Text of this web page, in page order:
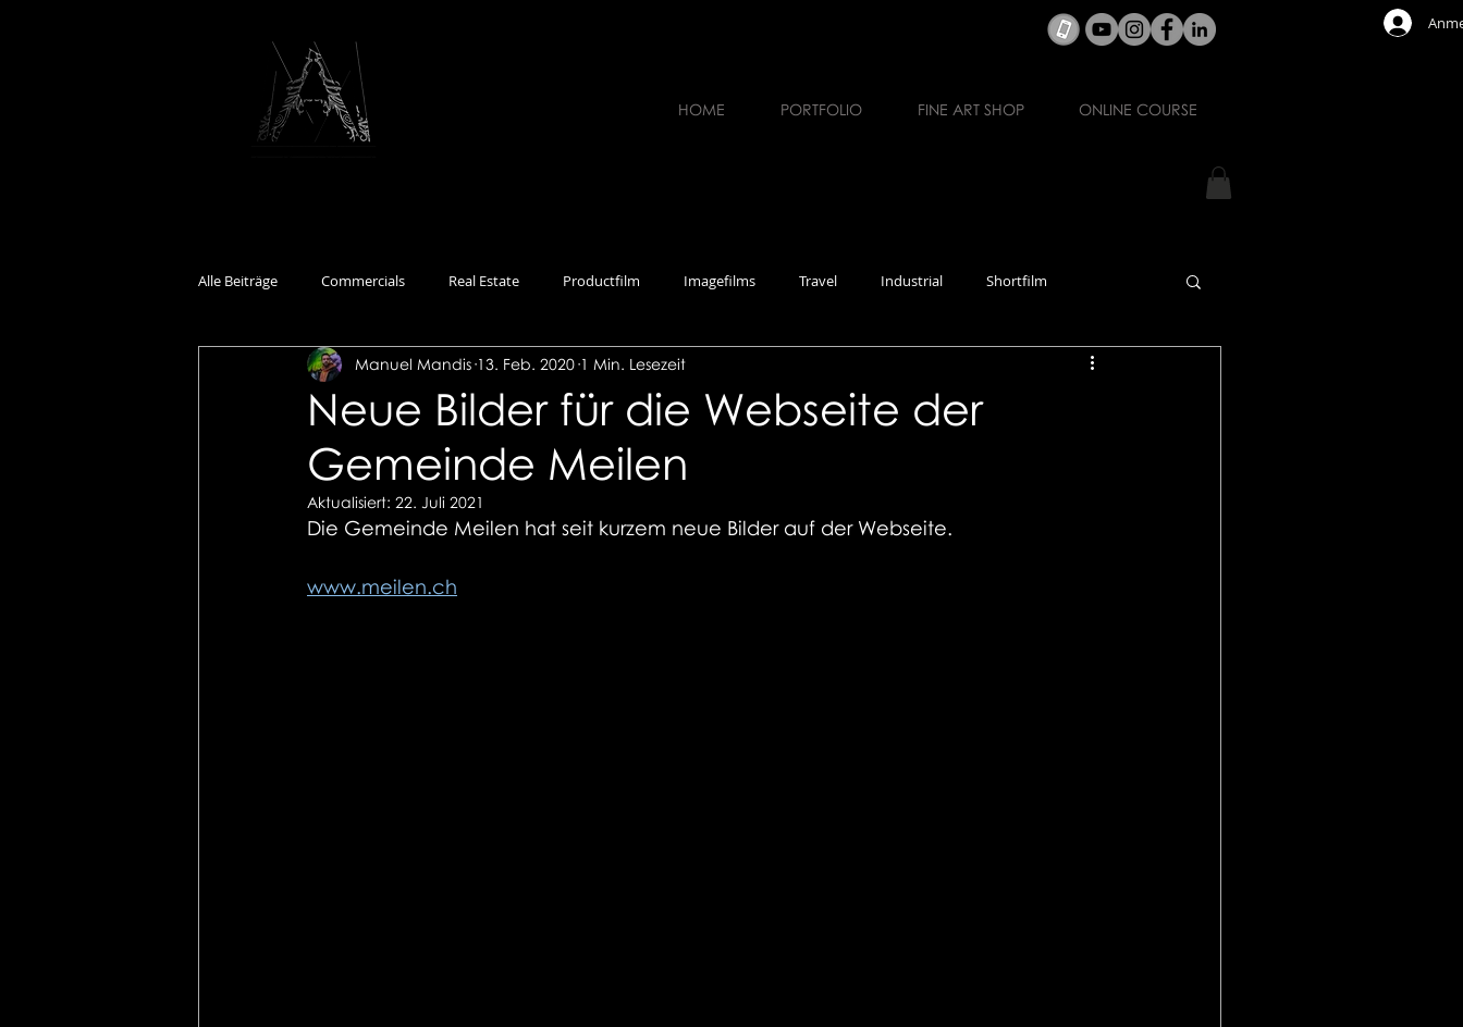
HOME PORTFOLIO FINE ART SHOP ONLINE COURSE
Alle Beiträge Commercials Real Estate Productfilm Imagefilms Travel Industrial Shortfilm
Documentary Events Interviews Workshops
Neue Bilder für die Webseite der
Gemeinde Meilen
Manuel Mandis 13. Feb. 2020 1 Min. Lesezeit
Aktualisiert: 22. Juli 2021
Die Gemeinde Meilen hat seit kurzem neue Bilder auf der Webseite.
www.meilen.ch